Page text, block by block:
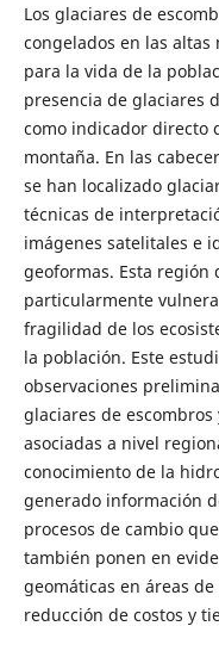
Los glaciares de
congelados en las altas
para la vida de la
presencia de glaciares
como indicador directo
montaña. En las
se han localizado
técnicas de
imágenes satelitales e
geoformas. Esta región
particularmente
fragilidad de los
la población. Este
observaciones
glaciares de
asociadas a nivel
conocimiento de la
generado información
procesos de cambio
también ponen en
geomáticas en áreas
reducción de costos y